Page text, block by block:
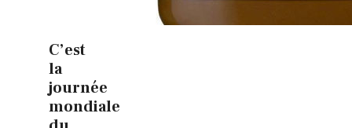
C’est
la
journée
mondiale